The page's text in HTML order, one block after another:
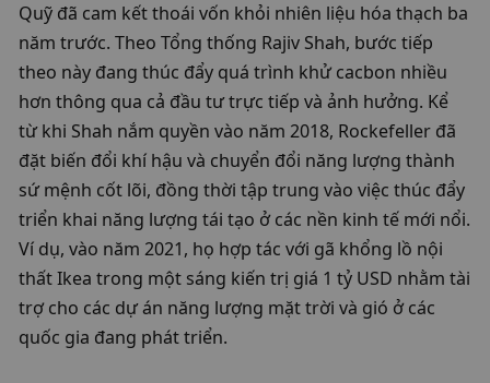
Quỹ đã cam kết thoái vốn khỏi nhiên liệu hóa thạch ba
năm trước. Theo Tổng thống Rajiv Shah, bước tiếp
theo này đang thúc đẩy quá trình khử cacbon nhiều
hơn thông qua cả đầu tư trực tiếp và ảnh hưởng. Kể
từ khi Shah nắm quyền vào năm 2018, Rockefeller đã
đặt biến đổi khí hậu và chuyển đổi năng lượng thành
sứ mệnh cốt lõi, đồng thời tập trung vào việc thúc đẩy
triển khai năng lượng tái tạo ở các nền kinh tế mới nổi.
Ví dụ, vào năm 2021, họ hợp tác với gã khổng lồ nội
thất Ikea trong một sáng kiến ​​trị giá 1 tỷ USD nhằm tài
trợ cho các dự án năng lượng mặt trời và gió ở các
quốc gia đang phát triển.